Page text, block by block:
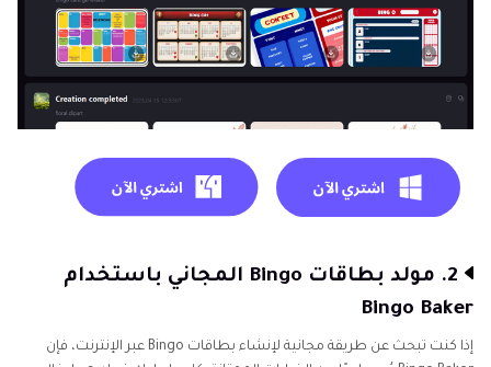
2. مولد بطاقات Bingo المجاني باستخدام
Bingo Baker
إذا كنت تبحث عن طريقة مجانية لإنشاء بطاقات Bingo عبر الإنترنت، فإن